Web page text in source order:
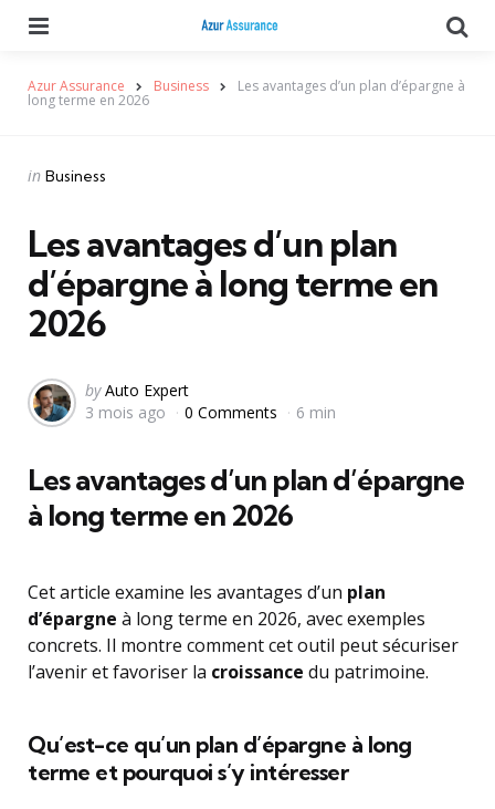
Azur Assurance Business Les avantages d’un plan d’épargne à
long terme en 2026
Categories
Posted
in Business
Les avantages d’un plan
d’épargne à long terme en
2026
Posted
by
by Auto Expert
3 mois ago
0 Comments 6 min
Les avantages d’un plan d’épargne
à long terme en 2026
Cet article examine les avantages d’un plan
d’épargne à long terme en 2026, avec exemples
concrets. Il montre comment cet outil peut sécuriser
l’avenir et favoriser la croissance du patrimoine.
Qu’est-ce qu’un plan d’épargne à long
terme et pourquoi s’y intéresser